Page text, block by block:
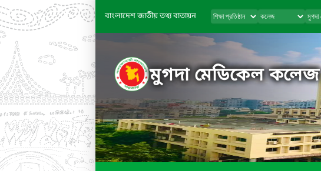
বাংলাদেশ জাতীয় তথ্য বাতায়ন
মুগদা মেডিকেল কলেজ